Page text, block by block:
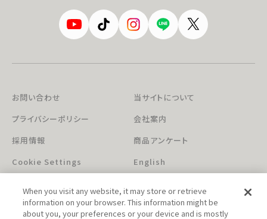
お問い合わせ
当サイトについて
プライバシーポリシー
会社案内
採用情報
商品アンケート
Cookie Settings
English
When you visit any website, it may store or retrieve
information on your browser. This information might be
about you, your preferences or your device and is mostly